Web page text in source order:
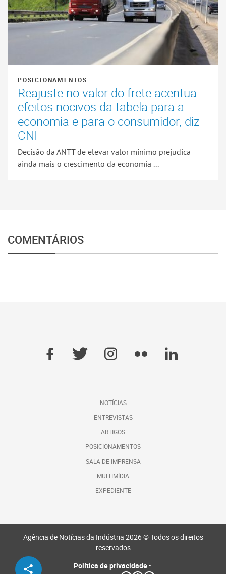
POSICIONAMENTOS
Reajuste no valor do frete acentua
efeitos nocivos da tabela para a
economia e para o consumidor, diz
CNI
Decisão da ANTT de elevar valor mínimo prejudica
ainda mais o crescimento da economia ...
COMENTÁRIOS
NOTÍCIAS
ENTREVISTAS
ARTIGOS
POSICIONAMENTOS
SALA DE IMPRENSA
MULTIMÍDIA
EXPEDIENTE
Agência de Notícias da Indústria 2026 © Todos os direitos
reservados
Política de privacidade•